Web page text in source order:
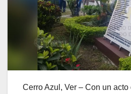
Cerro Azul, Ver – Con un